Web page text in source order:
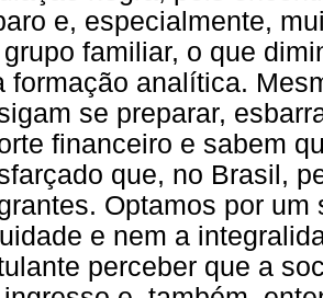
e, especialmente,
familiar, o que
formação analítica.
se preparar,
financeiro e sabem
que, no Brasil,
Optamos por
e nem a
perceber que a